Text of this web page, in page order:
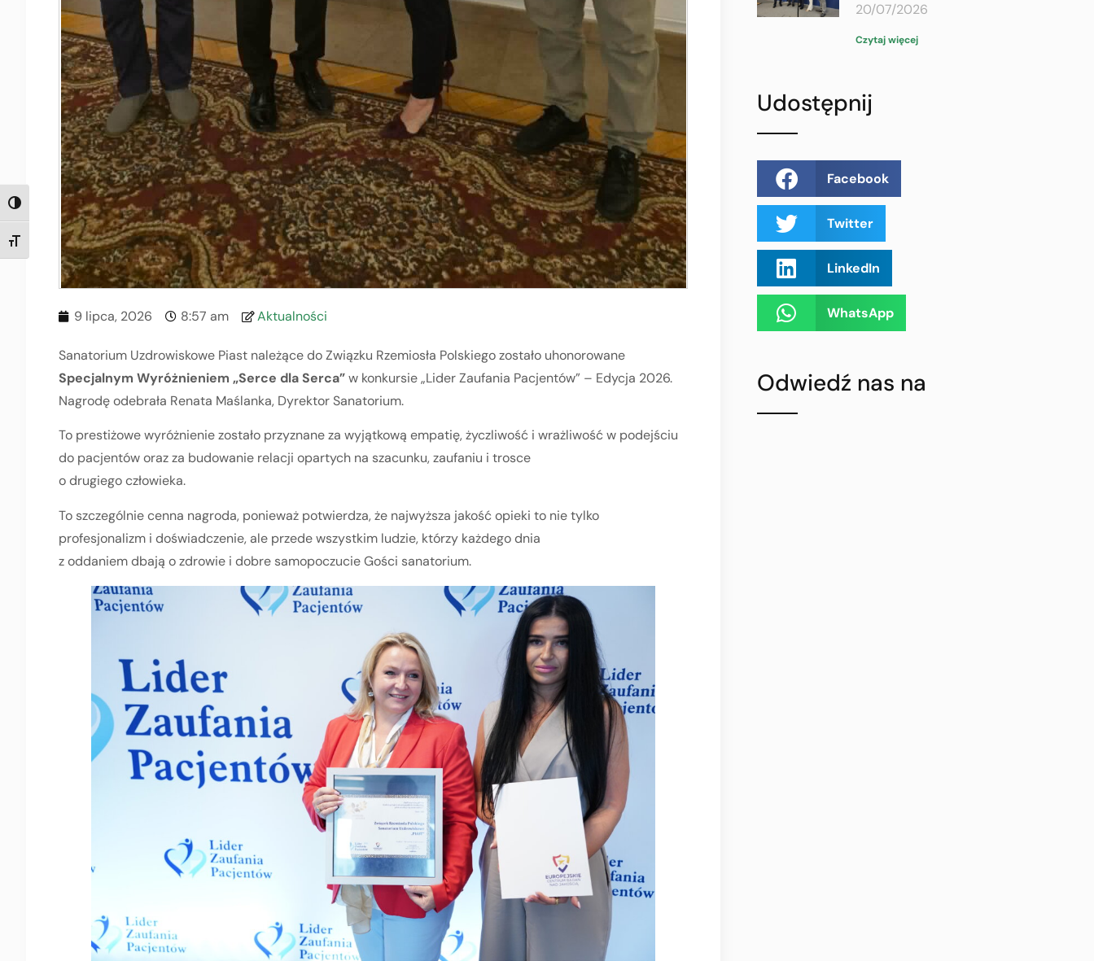
TOGGLE HIGH CONTRAST
TOGGLE FONT SIZE
9 lipca, 2026 8:57 am Aktualności
Sanatorium Uzdrowiskowe Piast należące do Związku Rzemiosła Polskiego zostało uhonorowane
Specjalnym Wyróżnieniem „Serce dla Serca”w konkursie „Lider Zaufania Pacjentów” – Edycja 2026.
Nagrodę odebrała Renata Maślanka, Dyrektor Sanatorium.
To prestiżowe wyróżnienie zostało przyznane za wyjątkową empatię, życzliwość i wrażliwość w podejściu
do pacjentów oraz za budowanie relacji opartych na szacunku, zaufaniu i trosce
o drugiego człowieka.
To szczególnie cenna nagroda, ponieważ potwierdza, że najwyższa jakość opieki to nie tylko
profesjonalizm i doświadczenie, ale przede wszystkim ludzie, którzy każdego dnia
z oddaniem dbają o zdrowie i dobre samopoczucie Gości sanatorium.
20/07/2026
Czytaj więcej
Udostępnij
Facebook
Twitter
LinkedIn
WhatsApp
Odwiedź nas na